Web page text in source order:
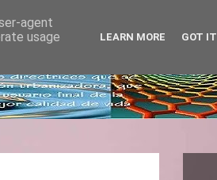
agent
usage
LEARN MORE GOT IT